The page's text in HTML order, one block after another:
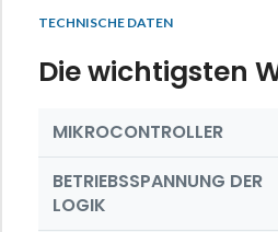
TECHNISCHE DATEN
Die wichtigsten
MIKROCONTROLLER
BETRIEBSSPANNUNG DER
LOGIK